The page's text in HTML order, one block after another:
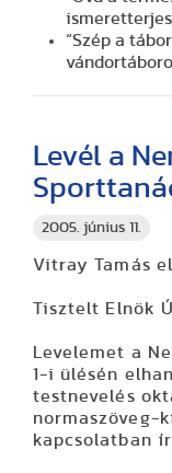
“Szép a
2005. június 11.
Levél a
Vitray Tamás
Tisztelt Elnök
Levelemet a
1-i ülésén
testnevelés
normaszöveg-
kapcsolatban